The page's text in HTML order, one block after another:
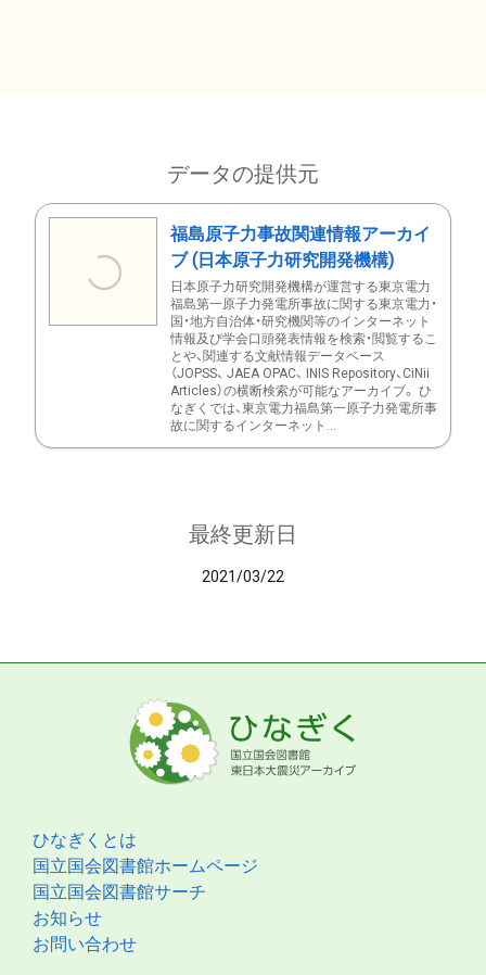
データの提供元
福島原子力事故関連情報アーカイ
ブ (日本原子力研究開発機構)
日本原子力研究開発機構が運営する東京電力
福島第一原子力発電所事故に関する東京電力・
国・地方自治体・研究機関等のインターネット
情報及び学会口頭発表情報を検索・閲覧するこ
とや、関連する文献情報データベース
（JOPSS、 JAEA OPAC、 INIS Repository、CiNii
Articles）の横断検索が可能なアーカイブ。 ひ
なぎくでは、東京電力福島第一原子力発電所事
故に関するインターネット...
最終更新日
2021/03/22
ひなぎくとは
国立国会図書館ホームページ
国立国会図書館サーチ
お知らせ
お問い合わせ